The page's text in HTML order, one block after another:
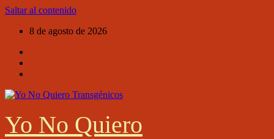
Saltar al contenido
8 de agosto de 2026
Yo No Quiero